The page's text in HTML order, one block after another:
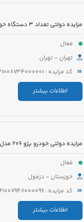
فعال
تهران - تهران
کد مزایده : 5121008734000001
اطلاعات بیشتر
فعال
خوزستان - دزفول
کد مزایده : 5221007948000096
اطلاعات بیشتر